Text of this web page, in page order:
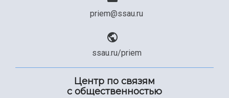
priem@ssau.ru
ssau.ru/priem
Центр по связям
с общественностью